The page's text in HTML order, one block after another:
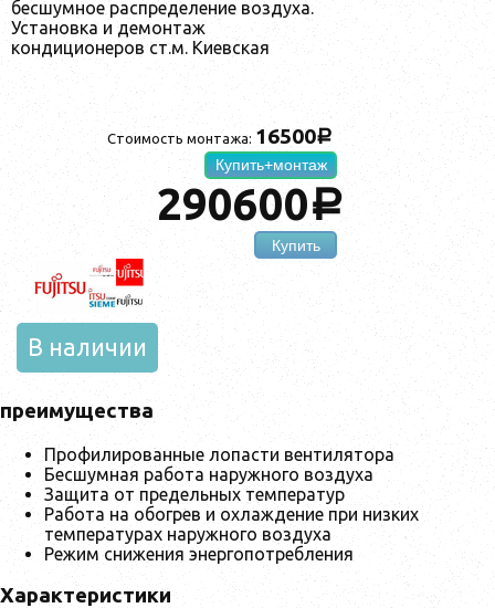
бесшумное распределение воздуха.
Установка и демонтаж
кондиционеров ст.м. Киевская
Стоимость монтажа: 16500a
Купить+монтаж
290600a
Купить
В наличии
преимущества
Профилированные лопасти вентилятора
Бесшумная работа наружного воздуха
Защита от предельных температур
Работа на обогрев и охлаждение при низких
температурах наружного воздуха
Режим снижения энергопотребления
Характеристики